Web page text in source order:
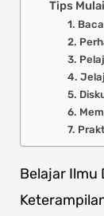
Tips
1.
2.
3.
4.
5.
6.
7.
Belajar Ilmu